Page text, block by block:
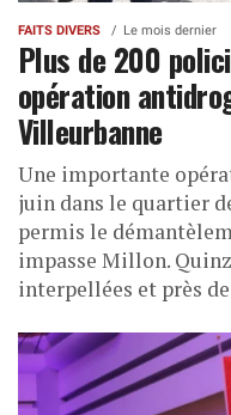
FAITS DIVERS Le mois dernier
Plus de 200
opération
Villeurbanne
Une importante
juin dans le quartier
permis le
impasse Millon.
interpellées et près